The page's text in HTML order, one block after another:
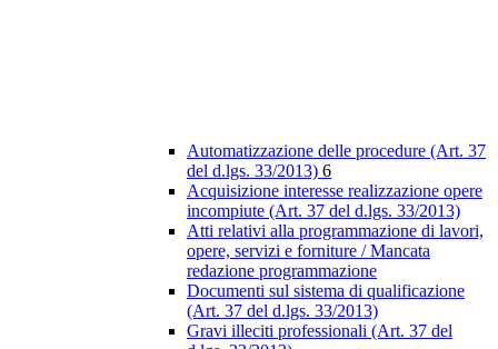
Automatizzazione delle procedure (Art. 37
del d.lgs. 33/2013) 6
Acquisizione interesse realizzazione opere
incompiute (Art. 37 del d.lgs. 33/2013)
Atti relativi alla programmazione di lavori,
opere, servizi e forniture / Mancata
redazione programmazione
Documenti sul sistema di qualificazione
(Art. 37 del d.lgs. 33/2013)
Gravi illeciti professionali (Art. 37 del